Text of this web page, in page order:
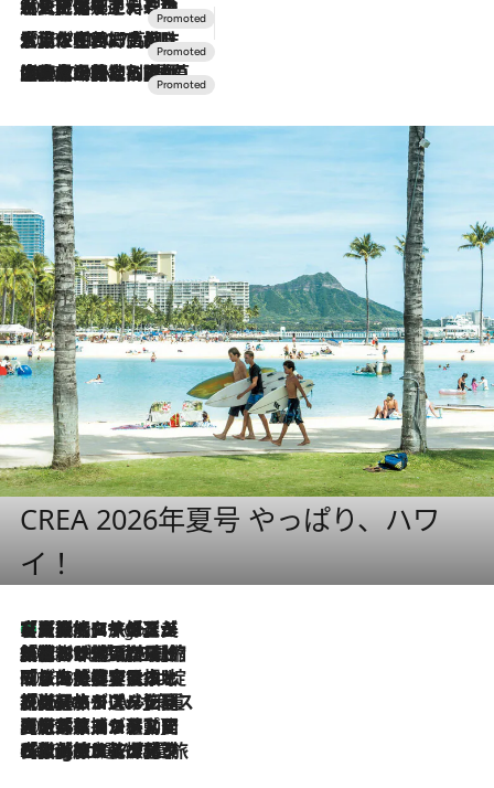
2026.7.24
【夏限定ディナーコース】旬を迎える稚鮎や花ズッキーニなどをイタリア・トスカーナの郷土料理の手法で満喫！
2026.7.17
「土佐和ハーブかき氷」がOMO7高知に登場！生姜、山椒、大葉など目にも舌にも涼を呼ぶ郷土の味
2026.7.10
NEW OPEN！【界 草津】名湯の地に誕生。趣の異なる2種の温泉と上州ならではの会席・蕎麦割烹など美食を味わう究極の癒やし旅
CREA 2026年夏号 やっぱり、ハワ
イ！
8 Hours Ago
【厳選旅コスメ】「多機能アイテムがメイン！」旅好き美容エディターが選んだ夏旅ベストコスメを発表【Mサイズジップ】
2026.8.6
「荷物が増えるほど旅ストレスは増す」美容ジャーナリストがたどり着いた最終結論。“化粧品を劇的に減らす”感動の凝縮美容とは
2026.8.6
「旅先には金髪ウィッグを持参」日本と同じメイクでは損してる!? 美容ジャーナリストが提案する“掟破りの旅美容”とは
2026.8.6
【厳選旅コスメ】「身軽さ＆UV対策重視！」ヘアアーティストshucoが選んだ夏旅ベストコスメを発表【Mサイズジップ】
2026.8.5
【厳選旅コスメ】国内をあちこち移動する河井菜摘が選んだ夏旅ベストコスメ発表！「リラックスアイテムはマスト」【Mサイズジップ】
2026.8.4
【厳選旅コスメ】「紫外線＆乾燥対策しながらメイク感も！」ヘア＆メイクGeorgeが選んだ夏旅ベストコスメを発表！【Mサイズジップ】